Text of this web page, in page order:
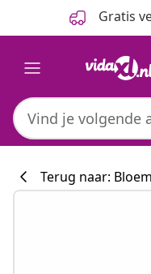
Gratis
Terug naar: